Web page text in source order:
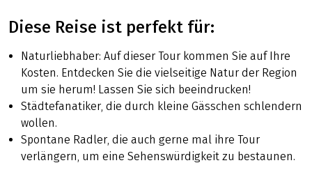
Diese Reise ist perfekt für:
Naturliebhaber: Auf dieser Tour kommen Sie auf Ihre
Kosten. Entdecken Sie die vielseitige Natur der Region
um sie herum! Lassen Sie sich beeindrucken!
Städtefanatiker, die durch kleine Gässchen schlendern
wollen.
Spontane Radler, die auch gerne mal ihre Tour
verlängern, um eine Sehenswürdigkeit zu bestaunen.